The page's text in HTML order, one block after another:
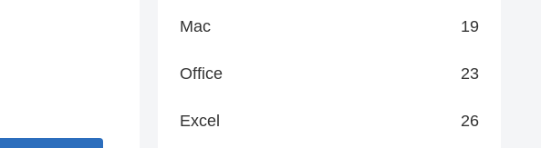
Mac 19
Office 23
Excel 26